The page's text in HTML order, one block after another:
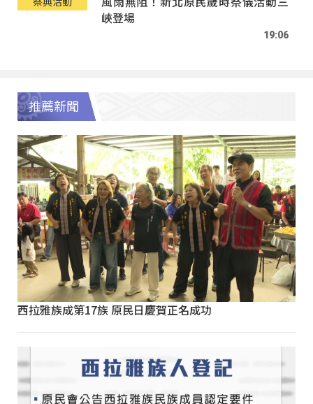
峽登場
19:06
推薦新聞
西拉雅族成第17族 原民日慶賀正名成功